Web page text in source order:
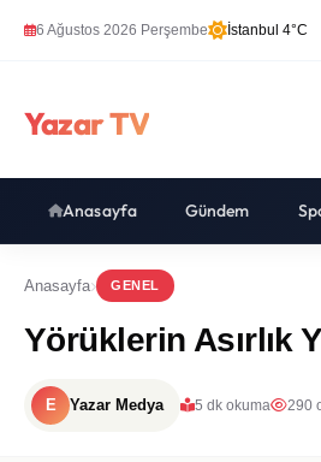
6 Ağustos 2026 Perşembe İstanbul 4°C
Yazar TV
Anasayfa Gündem
Anasayfa GENEL
Yörüklerin Asırlık
E Yazar Medya 5 dk okuma 290